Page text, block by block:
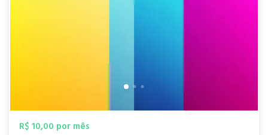
R$ 10,00 por mês